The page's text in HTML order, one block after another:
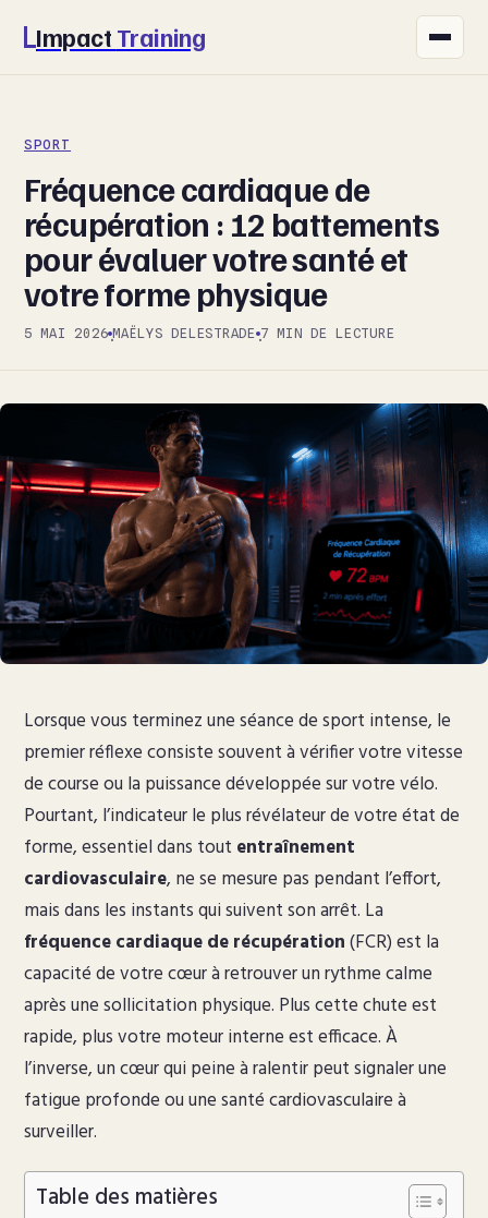
Impact Training
NUTRITION
SANTÉ
SPORT
SPORT
Fréquence cardiaque de
récupération : 12 battements
pour évaluer votre santé et
votre forme physique
5 MAI 2026·MAËLYS DELESTRADE·7 MIN DE LECTURE
Lorsque vous terminez une séance de sport intense, le
premier réflexe consiste souvent à vérifier votre vitesse
de course ou la puissance développée sur votre vélo.
Pourtant, l’indicateur le plus révélateur de votre état de
forme, essentiel dans tout entraînement
cardiovasculaire, ne se mesure pas pendant l’effort,
mais dans les instants qui suivent son arrêt. La
fréquence cardiaque de récupération(FCR) est la
capacité de votre cœur à retrouver un rythme calme
après une sollicitation physique. Plus cette chute est
rapide, plus votre moteur interne est efficace. À
l’inverse, un cœur qui peine à ralentir peut signaler une
fatigue profonde ou une santé cardiovasculaire à
surveiller.
Table des matières